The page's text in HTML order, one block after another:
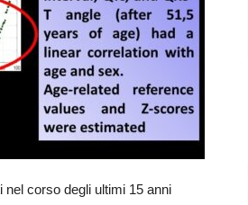
corso degli ultimi 15 anni